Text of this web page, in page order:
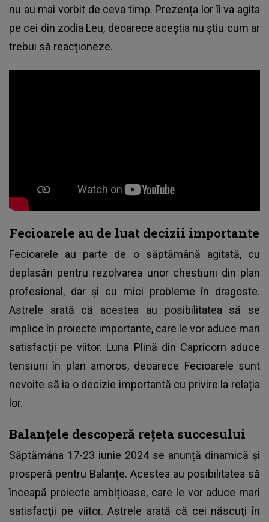
nu au mai vorbit de ceva timp. Prezența lor îi va agita
pe cei din zodia Leu, deoarece aceștia nu știu cum ar
trebui să reacționeze.
Fecioarele au de luat decizii importante
Fecioarele au parte de o săptămână agitată, cu
deplasări pentru rezolvarea unor chestiuni din plan
profesional, dar și cu mici probleme în dragoste.
Astrele arată că acestea au posibilitatea să se
implice în proiecte importante, care le vor aduce mari
satisfacții pe viitor. Luna Plină din Capricorn aduce
tensiuni în plan amoros, deoarece Fecioarele sunt
nevoite să ia o decizie importantă cu privire la relația
lor.
Balanțele descoperă rețeta succesului
Săptămâna 17-23 iunie 2024 se anunță dinamică și
prosperă pentru Balanțe. Acestea au posibilitatea să
înceapă proiecte ambițioase, care le vor aduce mari
satisfacții pe viitor. Astrele arată că cei născuți în